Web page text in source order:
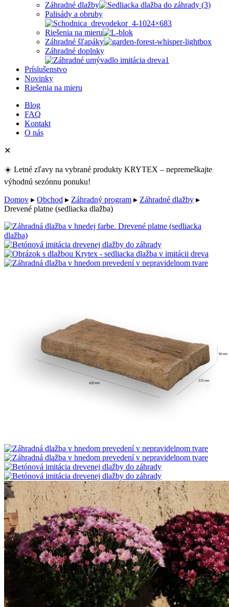
Záhradné dlažby
Palisády a obruby
Riešenia na mieru
Záhradné šľapáky
Záhradné doplnky
Príslušenstvo
Novinky
Riešenia na mieru
Blog
FAQ
Kontakt
O nás
✕
☀️ Letné zľavy na vybrané produkty KRYTEX – nepremeškajte
výhodnú sezónnu ponuku!
Domov ▸ Obchod ▸ Záhradný program ▸ Záhradné dlažby ▸
Drevené platne (sedliacka dlažba)